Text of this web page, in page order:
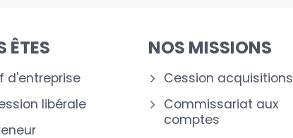
ÊTES
d'entreprise
libérale
NOS MISSIONS
Cession acquisitions
Commissariat aux
comptes